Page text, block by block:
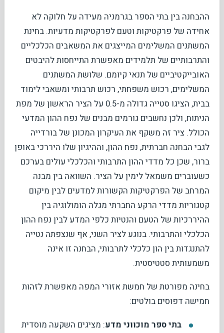
ההבחנה בין בתי הספר בגרמניה מעידה על חלוקה לא
אחידה של פרקטיקות וטעם לפרקטיקות מדעיות. בחינת
המשתנים המשלימים המייצגים את המשאבים הכלכליים
והתרבותיים של תלמידים מאפשרת התייחסות להיבטים
האובייקטיביים של תנאי קיומם. שלושת המשתנים
המשלימים, רכוש משפחתי, רכוש תרבותי ומשאבי לימוד
בבית, הציגו סטייה גדולה מ-0.5 על הציר הראשון של מפת
הניתוח, ולכן נחשבים גורמים מבנים של נפח ההון המדעי
הכולל. ציר זה משקף את העיקרון המכונן של בורדייה
לגבי הבחנה חברתית, נפח ההון, וההיגיון שלו היררכי באופן
ברור, שכן כל מדדי ההון התרבותי והכלכלי עולים בערכם
כשעוברים משמאל לימין על הציר. השוואה בין מבנה
המרחב של הפרקטיקות הקשורות למדעים לבין מיקום
קטגוריות מדדי הרקע החברתי מגלה הומולוגיה בין
ההיררכיות של הטעם והנטיות כלפי המדע לבין נפח ההון
הכלכלי והתרבותי. בנוגע לציר השני, אף שנצפתה נטייה
להתנגדות בין הון כלכלי לתרבותי, הבחנה זו אינה
משמעותית סטטיסטית.
בחינה מפורטת של חמשת אזורי המפה מאפשרת לזהות
חמישה דפוסים בולטים:
בתי ספר מוכווני מדע: מציגים השקעה מוסדית